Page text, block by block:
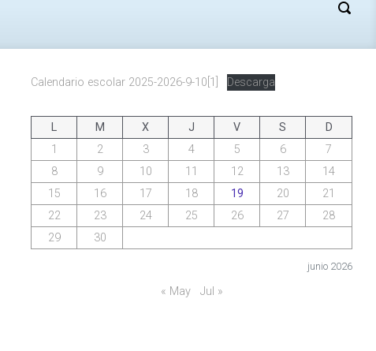
Calendario escolar 2025-2026-9-10[1] Descarga
junio 2026
L M X J V S
D
1
2 3 4 5 6
7
8
9 10 11 12 13
14
15
16 17 18 19 20
21
22
23 24 25 26 27
28
29
30
« May Jul »